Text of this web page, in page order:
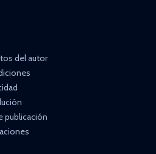
del autor
publicación